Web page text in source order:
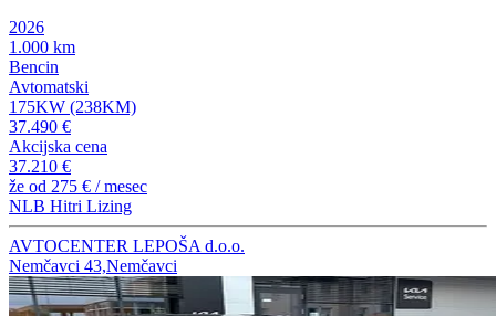
2026
1.000 km
Bencin
Avtomatski
175KW (238KM)
37.490 €
Akcijska cena
37.210 €
že od 275 € / mesec
NLB Hitri Lizing
AVTOCENTER LEPOŠA d.o.o.
Nemčavci 43,Nemčavci